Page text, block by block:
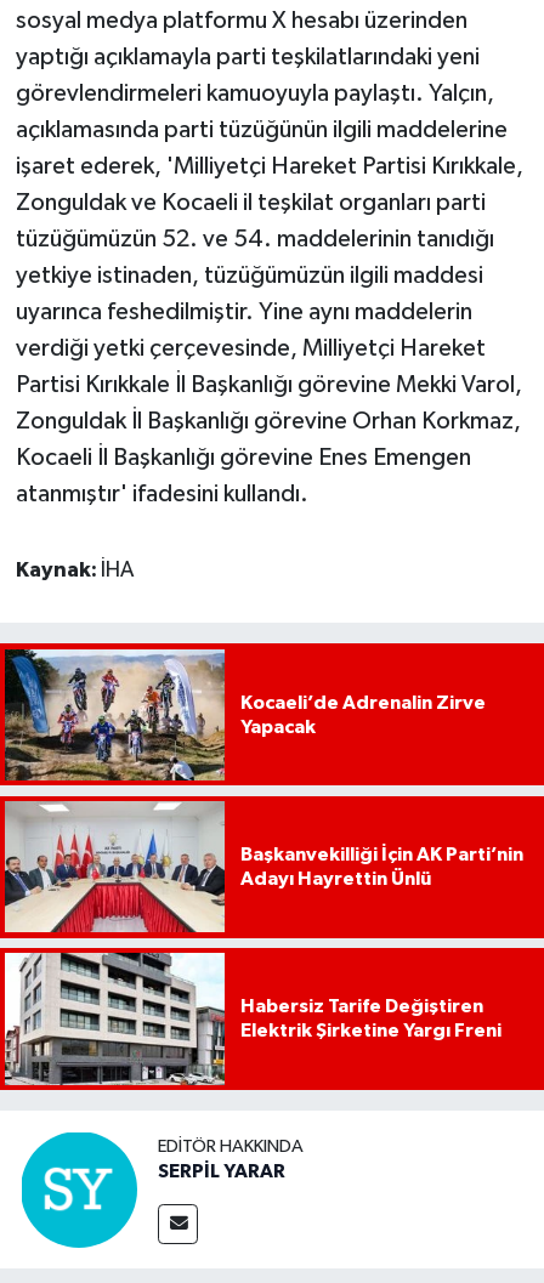
sosyal medya platformu X hesabı üzerinden
yaptığı açıklamayla parti teşkilatlarındaki yeni
görevlendirmeleri kamuoyuyla paylaştı. Yalçın,
açıklamasında parti tüzüğünün ilgili maddelerine
işaret ederek, 'Milliyetçi Hareket Partisi Kırıkkale,
Zonguldak ve Kocaeli il teşkilat organları parti
tüzüğümüzün 52. ve 54. maddelerinin tanıdığı
yetkiye istinaden, tüzüğümüzün ilgili maddesi
uyarınca feshedilmiştir. Yine aynı maddelerin
verdiği yetki çerçevesinde, Milliyetçi Hareket
Partisi Kırıkkale İl Başkanlığı görevine Mekki Varol,
Zonguldak İl Başkanlığı görevine Orhan Korkmaz,
Kocaeli İl Başkanlığı görevine Enes Emengen
atanmıştır' ifadesini kullandı.
Kaynak: İHA
Kocaeli’de Adrenalin Zirve
Yapacak
Başkanvekilliği İçin AK Parti’nin
Adayı Hayrettin Ünlü
Habersiz Tarife Değiştiren
Elektrik Şirketine Yargı Freni
EDITÖR HAKKINDA
SERPİL YARAR